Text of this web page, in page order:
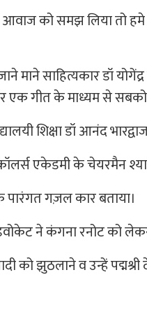
को समझ लिया तो हमे
माने साहित्यकार डॉ
एक गीत के माध्यम से सबको
शिक्षा डॉ आनंद
एकेडमी के चेयरमैन
गज़ल कार बताया।
ने कंगना रनोट को
को झुठलाने व उन्हें